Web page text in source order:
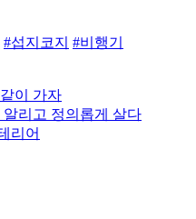
#섭지코지 #비행기
이 가자
리고 정의롭게 살다
리어